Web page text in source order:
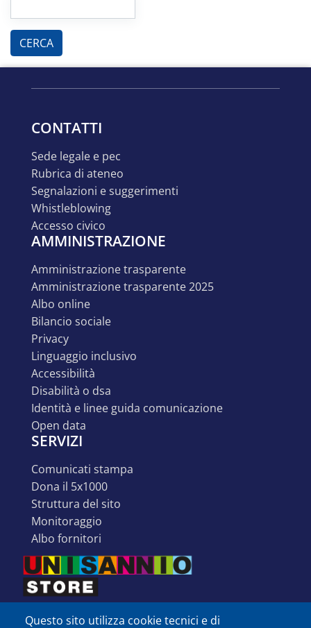
CONTATTI
sede legale e pec
rubrica di ateneo
segnalazioni e suggerimenti
whistleblowing
accesso civico
AMMINISTRAZIONE
amministrazione trasparente
amministrazione trasparente 2025
albo online
bilancio sociale
privacy
linguaggio inclusivo
accessibilità
disabilità o dsa
identità e linee guida comunicazione
open data
SERVIZI
comunicati stampa
dona il 5x1000
struttura del sito
monitoraggio
albo fornitori
Questo sito utilizza cookie tecnici e di